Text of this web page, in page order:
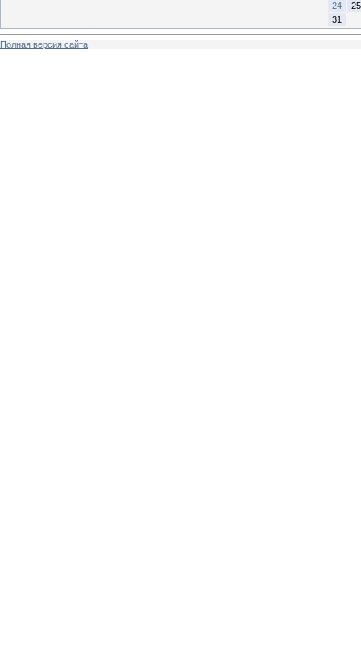
24
25
31
Полная версия сайта